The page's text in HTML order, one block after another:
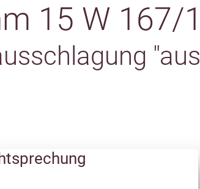
15 W 167/